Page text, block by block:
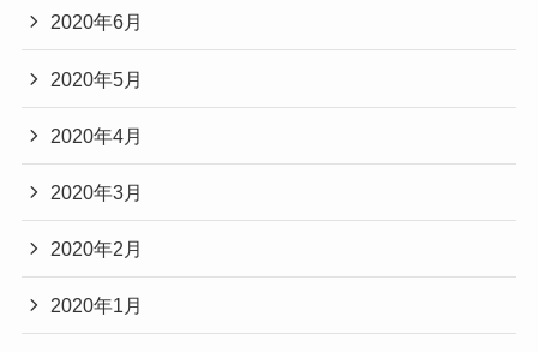
2020年6月
2020年5月
2020年4月
2020年3月
2020年2月
2020年1月